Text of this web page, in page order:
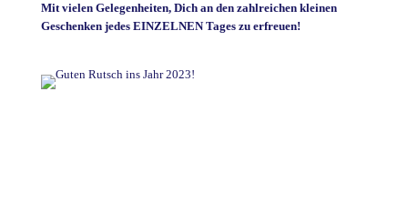
Mit vielen Gelegenheiten, Dich an den zahlreichen kleinen
Geschenken jedes EINZELNEN Tages zu erfreuen!